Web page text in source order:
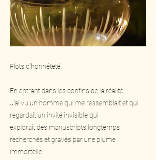
Flots d'honnêteté.
En entrant dans les confins de la réalité,
J'ai vu un homme qui me ressemblait et qui
regardait un invité invisible qui
explorait des manuscripts longtemps
recherchés et gravés par une plume
immortelle.